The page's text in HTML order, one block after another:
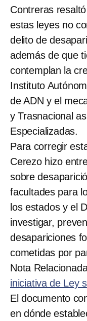
Contreras
estas leyes no
delito de
además de que
contemplan la
Instituto
de ADN y el
y Trasnacional
Especializadas.
Para corregir
Cerezo hizo
sobre
facultades para
los estados y el
investigar,
desapariciones
cometidas por
Nota
iniciativa de Ley
El documento
en dónde